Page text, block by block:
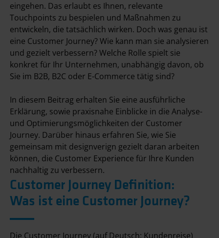
eingehen. Das erlaubt es Ihnen, relevante
Touchpoints zu bespielen und Maßnahmen zu
entwickeln, die tatsächlich wirken. Doch was genau ist
eine Customer Journey? Wie kann man sie analysieren
und gezielt verbessern? Welche Rolle spielt sie
konkret für Ihr Unternehmen, unabhängig davon, ob
Sie im B2B, B2C oder E-Commerce tätig sind?
In diesem Beitrag erhalten Sie eine ausführliche
Erklärung, sowie praxisnahe Einblicke in die Analyse-
und Optimierungsmöglichkeiten der Customer
Journey. Darüber hinaus erfahren Sie, wie Sie
gemeinsam mit designverign gezielt daran arbeiten
können, die Customer Experience für Ihre Kunden
nachhaltig zu verbessern.
Customer Journey Definition:
Was ist eine Customer Journey?
Die Customer Journey (auf Deutsch: Kundenreise)